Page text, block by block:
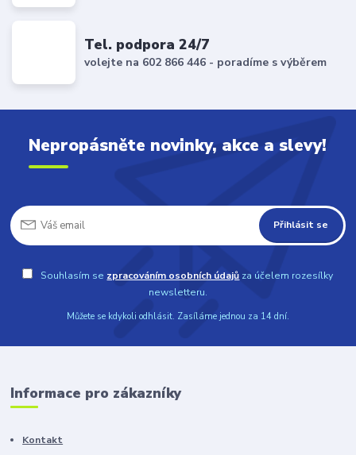
Tel. podpora 24/7
volejte na 602 866 446 - poradíme s výběrem
Nepropásněte novinky, akce a slevy!
Přihlásit se
Souhlasím se zpracováním osobních údajů za účelem rozesílky
newsletteru.
Můžete se kdykoli odhlásit. Zasíláme jednou za 14 dní.
Informace pro zákazníky
Kontakt